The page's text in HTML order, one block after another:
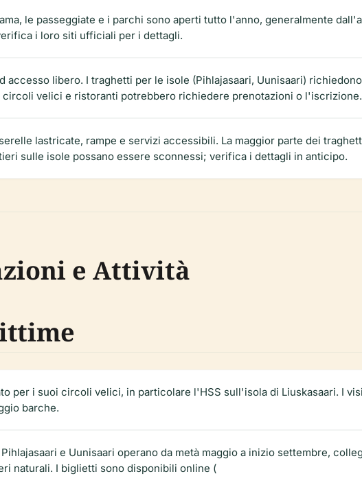
le passeggiate e i parchi sono aperti tutto l'anno, generalmente
i loro siti ufficiali per i dettagli.
accesso libero. I traghetti per le isole (Pihlajasaari, Uunisaari)
circoli velici e ristoranti potrebbero richiedere prenotazioni o l'iscrizione.
lastricate, rampe e servizi accessibili. La maggior parte dei
sulle isole possano essere sconnessi; verifica i dettagli in anticipo.
e Attività
per i suoi circoli velici, in particolare l'HSS sull'isola di Liuskasaari. I
barche.
e Uunisaari operano da metà maggio a inizio settembre,
naturali. I biglietti sono disponibili online (